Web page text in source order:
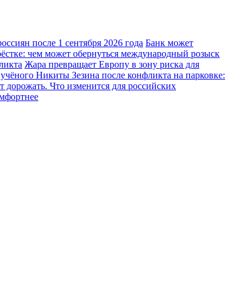
после 1 сентября 2026 года Банк может
чем может обернуться международный розыск
Жара превращает Европу в зону риска для
Никиты Зезина после конфликта на парковке:
Что изменится для российских